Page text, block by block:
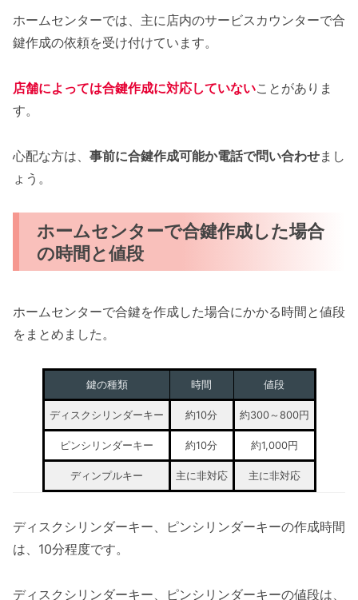
ホームセンターでは、主に店内のサービスカウンターで合
鍵作成の依頼を受け付けています。
店舗によっては合鍵作成に対応していないことがありま
す。
心配な方は、 事前に合鍵作成可能か電話で問い合わせまし
ょう。
ホームセンターで合鍵作成した場合
の時間と値段
ホームセンターで合鍵を作成した場合にかかる時間と値段
をまとめました。
鍵の種類 時間 値段
ディスクシリンダーキー 約10分 約300～800円
ピンシリンダーキー 約10分 約1,000円
ディンプルキー 主に非対応 主に非対応
ディスクシリンダーキー、ピンシリンダーキーの作成時間
は、10分程度です。
ディスクシリンダーキー、ピンシリンダーキーの値段は、